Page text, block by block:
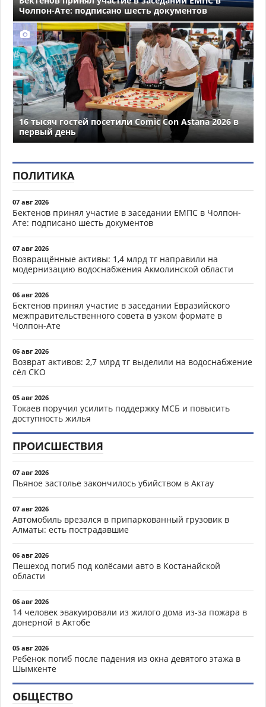
Чолпон-Ате: подписано шесть документов
16 тысяч гостей посетили Comic Con Astana 2026 в
первый день
ПОЛИТИКА
07 авг 2026
Бектенов принял участие в заседании ЕМПС в Чолпон-
Ате: подписано шесть документов
07 авг 2026
Возвращённые активы: 1,4 млрд тг направили на
модернизацию водоснабжения Акмолинской области
06 авг 2026
Бектенов принял участие в заседании Евразийского
межправительственного совета в узком формате в
Чолпон-Ате
06 авг 2026
Возврат активов: 2,7 млрд тг выделили на водоснабжение
сёл СКО
05 авг 2026
Токаев поручил усилить поддержку МСБ и повысить
доступность жилья
ПРОИСШЕСТВИЯ
07 авг 2026
Пьяное застолье закончилось убийством в Актау
07 авг 2026
Автомобиль врезался в припаркованный грузовик в
Алматы: есть пострадавшие
06 авг 2026
Пешеход погиб под колёсами авто в Костанайской
области
06 авг 2026
14 человек эвакуировали из жилого дома из-за пожара в
донерной в Актобе
05 авг 2026
Ребёнок погиб после падения из окна девятого этажа в
Шымкенте
ОБЩЕСТВО